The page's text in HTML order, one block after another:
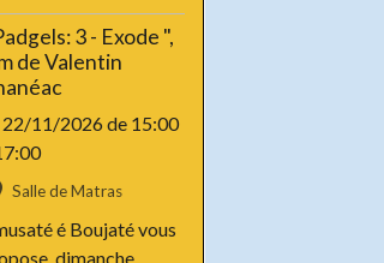
3 - Exode ",
de Valentin
22/11/2026de 15:00
Salle de Matras
é Boujaté vous
dimanche